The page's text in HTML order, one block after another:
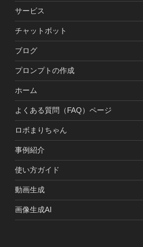
サービス
チャットボット
ブログ
プロンプトの作成
ホーム
よくある質問（FAQ）ページ
ロボまりちゃん
事例紹介
使い方ガイド
動画生成
画像生成AI